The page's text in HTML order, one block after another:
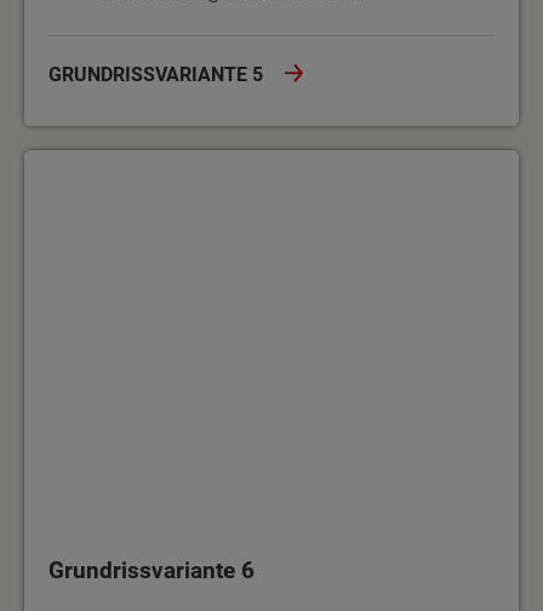
GRUNDRISSVARIANTE 5
Grundrissvariante 6